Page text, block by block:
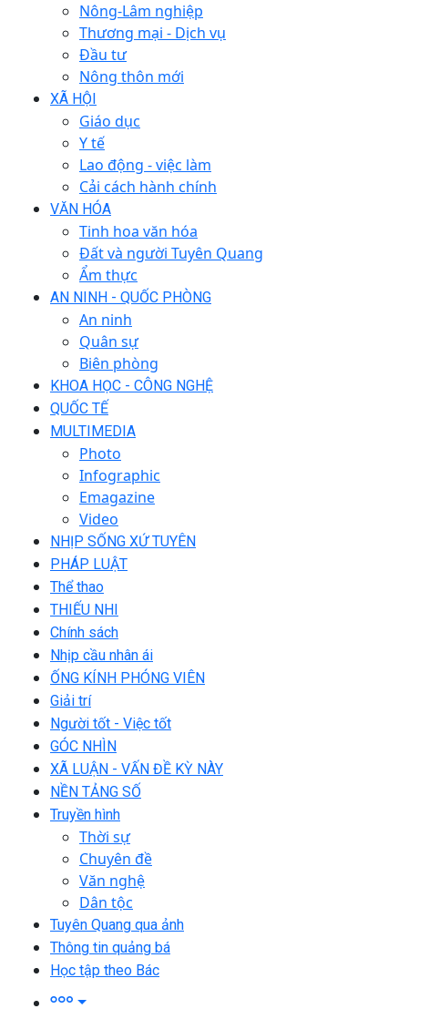
Nông-Lâm nghiệp
Thương mại - Dịch vụ
Đầu tư
Nông thôn mới
XÃ HỘI
Giáo dục
Y tế
Lao động - việc làm
Cải cách hành chính
VĂN HÓA
Tinh hoa văn hóa
Đất và người Tuyên Quang
Ẩm thực
AN NINH - QUỐC PHÒNG
An ninh
Quân sự
Biên phòng
KHOA HỌC - CÔNG NGHỆ
QUỐC TẾ
MULTIMEDIA
Photo
Infographic
Emagazine
Video
NHỊP SỐNG XỨ TUYÊN
PHÁP LUẬT
Thể thao
THIẾU NHI
Chính sách
Nhịp cầu nhân ái
ỐNG KÍNH PHÓNG VIÊN
Giải trí
Người tốt - Việc tốt
GÓC NHÌN
XÃ LUẬN - VẤN ĐỀ KỲ NÀY
NỀN TẢNG SỐ
Truyền hình
Thời sự
Chuyên đề
Văn nghệ
Dân tộc
Tuyên Quang qua ảnh
Thông tin quảng bá
Học tập theo Bác